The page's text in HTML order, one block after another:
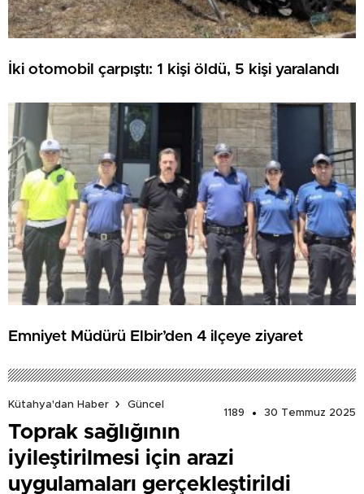
İki otomobil çarpıştı: 1 kişi öldü, 5 kişi yaralandı
Emniyet Müdürü Elbir’den 4 ilçeye ziyaret
Kütahya'dan Haber
Güncel
1189
30 Temmuz 2025
Toprak sağlığının
iyileştirilmesi için arazi
uygulamaları gerçekleştirildi